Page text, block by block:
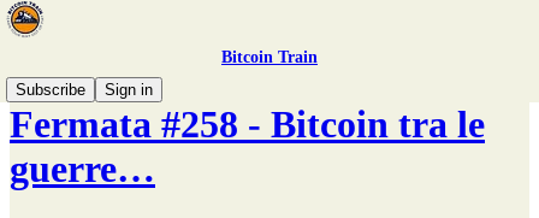
Bitcoin Train
Subscribe
Sign in
Fermata #258 - Bitcoin tra le
guerre…